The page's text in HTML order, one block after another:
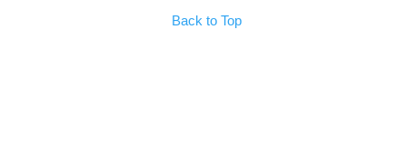
Back to Top